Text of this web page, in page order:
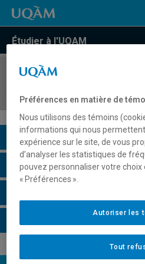
Étudier à l'UQAM
COURS//
Description du cours
Horaire - Été 2026
Préférences en matière de
Nous utilisons des témoins
informations qui nous
expérience sur le site, de vous
d’analyser les statistiques de
pouvez personnaliser votre
« Préférences ».
Tout
Autoriser les